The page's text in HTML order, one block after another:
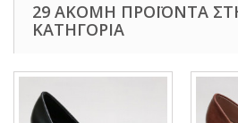
29 ΑΚΌΜΗ ΠΡΟΪΌΝΤΑ
ΚΑΤΗΓΟΡΊΑ